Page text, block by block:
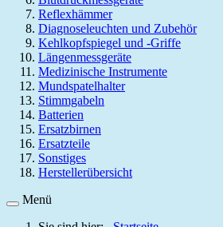
Reflexhämmer
Diagnoseleuchten und Zubehör
Kehlkopfspiegel und -Griffe
Längenmessgeräte
Medizinische Instrumente
Mundspatelhalter
Stimmgabeln
Batterien
Ersatzbirnen
Ersatzteile
Sonstiges
Herstellerübersicht
Menü